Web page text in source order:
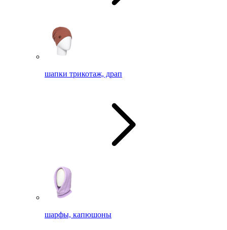
шапки трикотаж, драп
шарфы, капюшоны